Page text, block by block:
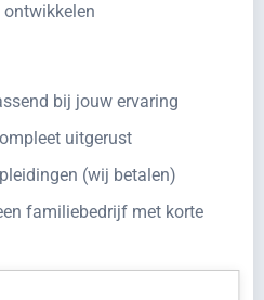
bij jouw ervaring
uitgerust
(wij betalen)
familiebedrijf met korte